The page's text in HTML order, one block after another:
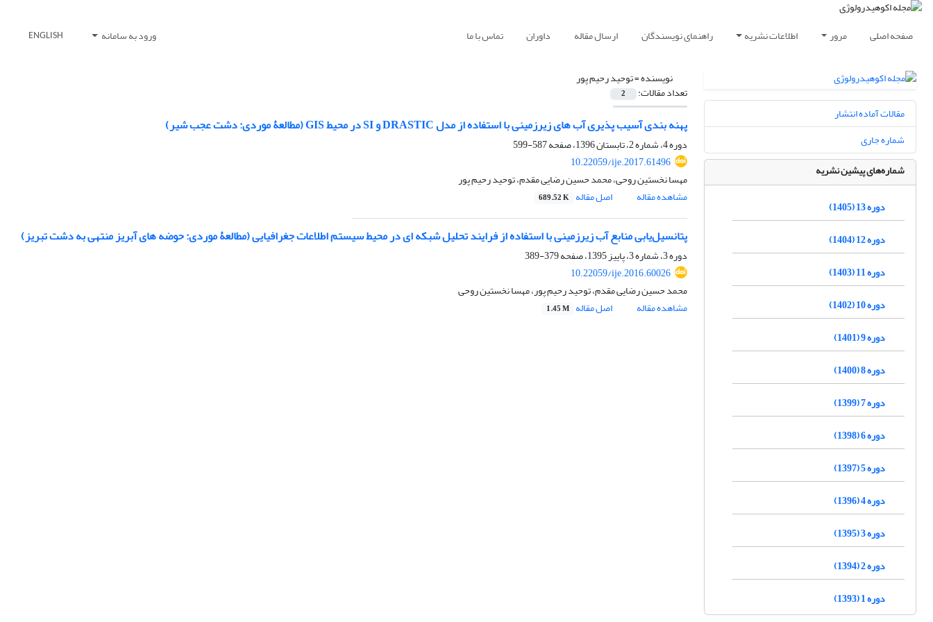
صفحه اصلی مرور اطلاعات نشریه راهنمای نویسندگان ارسال مقاله داوران تماس با ما ورود به سامانه ENGLISH
نویسنده =توحید رحیم پور
تعداد مقالات: 2
پهنه‏ بندی آسیب ‏پذیری آب‏ های زیرزمینی با استفاده از مدل DRASTIC و SI در محیط GIS (مطالعۀ موردی: دشت عجب‏ شیر)
دوره 4، شماره 2، تابستان 1396، صفحه
587-599
10.22059/ije.2017.61496
مهسا نخستین روحی، محمد حسین رضایی مقدم، توحید رحیم پور
مشاهده مقاله
اصل مقاله 689.52 K
پتانسیل‏‌یابی منابع آب زیرزمینی با استفاده از فرایند تحلیل شبکه ‏ای در محیط سیستم اطلاعات جغرافیایی (مطالعۀ موردی: حوضه ‏های آبریز منتهی به دشت تبریز)
دوره 3، شماره 3، پاییز 1395، صفحه
379-389
10.22059/ije.2016.60026
محمد حسین رضایی مقدم، توحید رحیم پور، مهسا نخستین روحی
مشاهده مقاله
اصل مقاله 1.45 M
مقالات آماده انتشار
شماره جاری
شماره‌های پیشین نشریه
دوره 13 (1405)
دوره 12 (1404)
دوره 11 (1403)
دوره 10 (1402)
دوره 9 (1401)
دوره 8 (1400)
دوره 7 (1399)
دوره 6 (1398)
دوره 5 (1397)
دوره 4 (1396)
دوره 3 (1395)
دوره 2 (1394)
دوره 1 (1393)